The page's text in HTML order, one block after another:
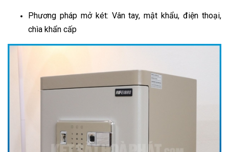
Phương pháp mở két: Vân tay, mật khẩu, điện thoại,
chìa khẩn cấp